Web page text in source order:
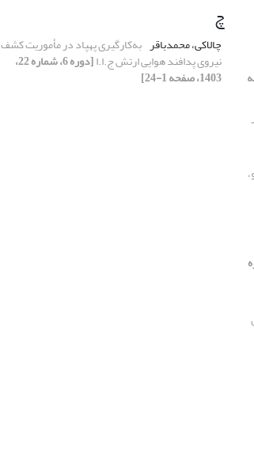
چ
چالاکی، محمدباقر به‌کارگیری پهپاد در مأموریت‌ کشف
نیروی پدافند هوایی ارتش ج.ا.ا [دوره 6، شماره 22،
1403، صفحه 1-24]